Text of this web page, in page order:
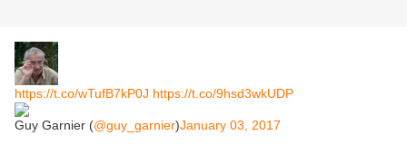
https://t.co/wTufB7kP0J https://t.co/9hsd3wkUDP
Guy Garnier (@guy_garnier)January 03, 2017